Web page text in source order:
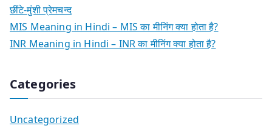
छींटे-मुंशी प्रेमचन्द
MIS Meaning in Hindi – MIS का मीनिंग क्या होता है?
INR Meaning in Hindi – INR का मीनिंग क्या होता है?
Categories
Uncategorized